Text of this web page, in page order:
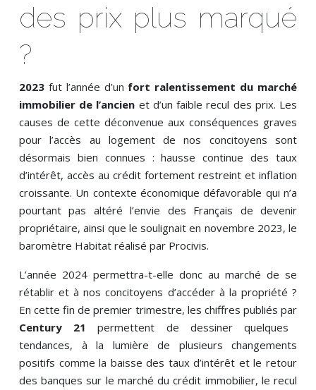
des prix plus marqué
?
2023 fut l’année d’un fort ralentissement du marché
immobilier de l’ancien et d’un faible recul des prix. Les
causes de cette déconvenue aux conséquences graves
pour l’accès au logement de nos concitoyens sont
désormais bien connues : hausse continue des taux
d’intérêt, accès au crédit fortement restreint et inflation
croissante. Un contexte économique défavorable qui n’a
pourtant pas altéré l’envie des Français de devenir
propriétaire, ainsi que le soulignait en novembre 2023, le
baromètre Habitat réalisé par Procivis.
L’année 2024 permettra-t-elle donc au marché de se
rétablir et à nos concitoyens d’accéder à la propriété ?
En cette fin de premier trimestre, les chiffres publiés par
Century 21
permettent de dessiner quelques
tendances, à la lumière de plusieurs changements
positifs comme la baisse des taux d’intérêt et le retour
des banques sur le marché du crédit immobilier, le recul